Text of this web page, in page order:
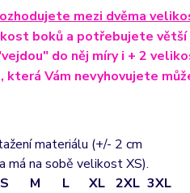
mezi dvěma
boků a potřebujete
do něj míry i + 2
Vám nevyhovujete
materiálu (+/- 2 cm
má na sobě velikost XS).
S M L XL 2XL 3XL